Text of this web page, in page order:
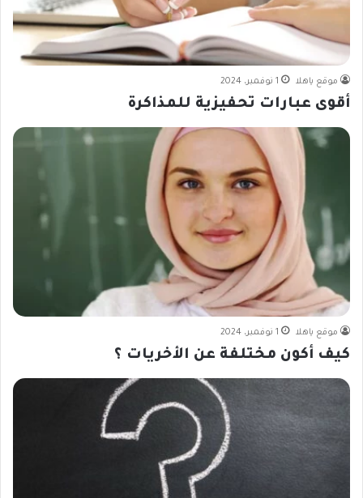
موقع ياهلا 1 نوفمبر، 2024
أقوى عبارات تحفيزية للمذاكرة
موقع ياهلا 1 نوفمبر، 2024
كيف أكون مختلفة عن الأخريات ؟